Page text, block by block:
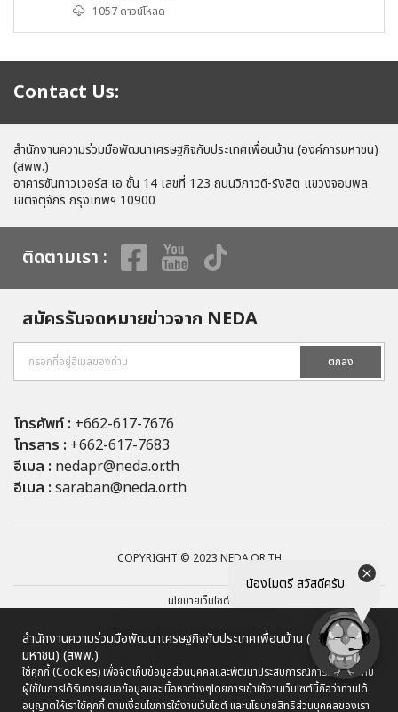
น้องไมตรี สวัสดีครับ
1057 ดาวน์โหลด
Contact Us:
สำนักงานความร่วมมือพัฒนาเศรษฐกิจกับประเทศเพื่อนบ้าน (องค์การมหาชน)
(สพพ.)
อาคารซันทาวเวอร์ส เอ ชั้น 14 เลขที่ 123 ถนนวิภาวดี-รังสิต แขวงจอมพล
เขตจตุจักร กรุงเทพฯ 10900
ติดตามเรา :
สมัครรับจดหมายข่าวจาก NEDA
ตกลง
โทรศัพท์ : +662-617-7676
โทรสาร : +662-617-7683
อีเมล : nedapr@neda.or.th
อีเมล : saraban@neda.or.th
COPYRIGHT © 2023 NEDA.OR.TH
นโยบายเว็บไซต์
นโยบายการรักษาความมั่นคงปลอดภัยเว็บไซต์
นโยบายการคุ้มครองข้อมูลส่วนบุคคล
ผังเว็บไซต์
สำนักงานความร่วมมือพัฒนาเศรษฐกิจกับประเทศเพื่อนบ้าน (องค์การ
มหาชน) (สพพ.)
ใช้คุกกี้ (Cookies) เพื่อจัดเก็บข้อมูลส่วนบุคคลและพัฒนาประสบการณ์การใช้งานให้กับ
ผู้ใช้ในการได้รับการเสนอข้อมูลและเนื้อหาต่างๆโดยการเข้าใช้งานเว็บไซต์นี้ถือว่าท่านได้
อนุญาตให้เราใช้คุกกี้ ตามเงื่อนไขการใช้งานเว็บไซต์ และนโยบายสิทธิส่วนบุคคลของเรา